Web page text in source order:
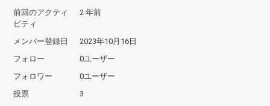
前回のアクティ
ビティ
2 年前
メンバー登録日
2023年10月16日
フォロー
0ユーザー
フォロワー
0ユーザー
投票
3